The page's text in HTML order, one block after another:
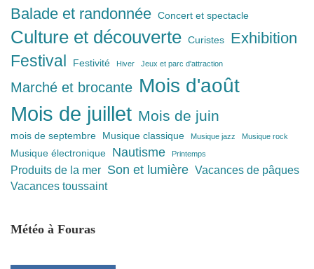
Balade et randonnée Concert et spectacle
Culture et découverte Curistes Exhibition
Festival Festivité Hiver Jeux et parc d'attraction
Marché et brocante Mois d'août
Mois de juillet Mois de juin
mois de septembre Musique classique Musique jazz Musique rock
Musique électronique Nautisme Printemps
Produits de la mer Son et lumière Vacances de pâques
Vacances toussaint
Météo à Fouras